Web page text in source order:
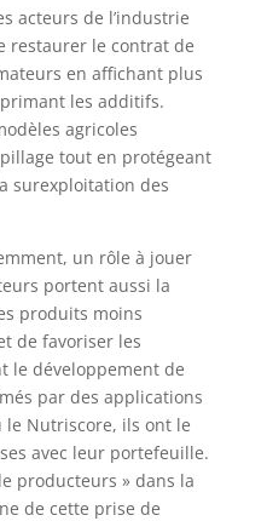
acteurs de l’industrie
restaurer le contrat de
en affichant plus
les additifs.
agricoles
tout en protégeant
surexploitation des
un rôle à jouer
portent aussi la
produits moins
de favoriser les
le développement de
par des applications
le Nutriscore, ils ont le
avec leur portefeuille.
producteurs » dans la
de cette prise de